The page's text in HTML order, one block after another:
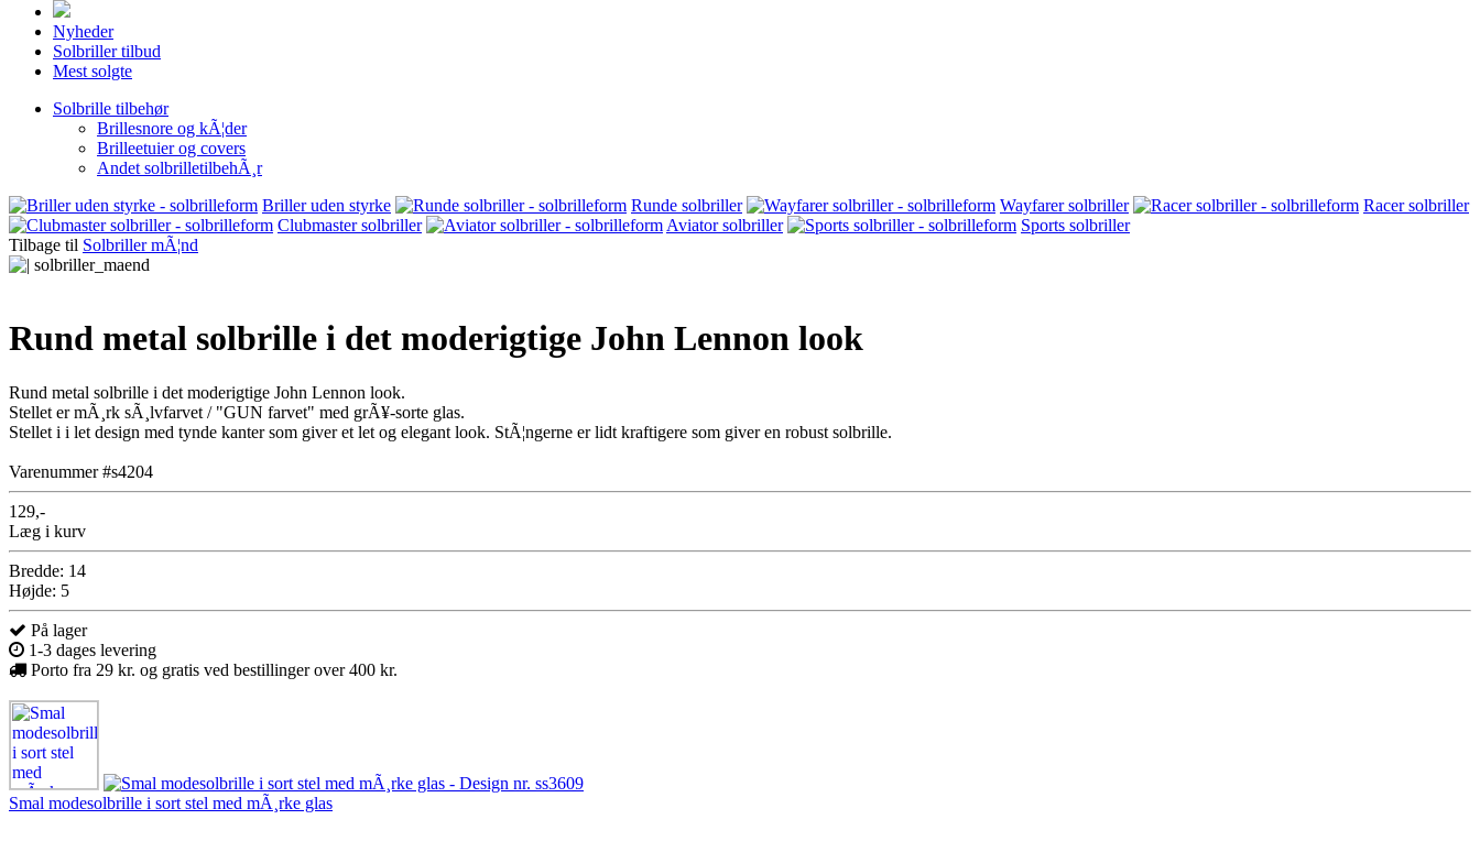
Nyheder
Solbriller tilbud
Mest solgte
Solbrille tilbehør
Brillesnore og kÃ¦der
Brilleetuier og covers
Andet solbrilletilbehÃ¸r
Briller uden styrke
Runde solbriller Wayfarer solbriller
Racer solbriller
Clubmaster solbriller
Aviator solbriller
Sports solbriller
Tilbage til Solbriller mÃ¦nd
Rund metal solbrille i det moderigtige John Lennon look
Rund metal solbrille i det moderigtige John Lennon look.
Stellet er mÃ¸rk sÃ¸lvfarvet / "GUN farvet" med grÃ¥-sorte glas.
Stellet i i let design med tynde kanter som giver et let og elegant look. StÃ¦ngerne er lidt kraftigere som giver en robust solbrille.
Varenummer #s4204
129,-
Læg i kurv
Bredde: 14
Højde: 5
På lager
1-3 dages levering
Porto fra 29 kr. og gratis ved bestillinger over 400 kr.
Smal modesolbrille i sort stel med mÃ¸rke glas